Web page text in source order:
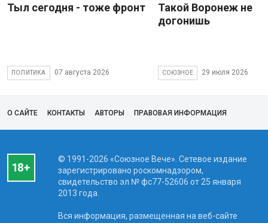
Тыл сегодня - тоже фронт
ПОЛИТИКА 07 августа 2026
Такой Воронеж не
догонишь
СОЮЗНОЕ 29 июля 2026
О САЙТЕ КОНТАКТЫ АВТОРЫ ПРАВОВАЯ ИНФОРМАЦИЯ
© 1991-2026 «Союзное Вече». Сетевое издание
зарегистрировано роскомнадзором,
свидетельство эл № фc77-52606 от 25 января
2013 года.
Вся информация, размещенная на веб-сайте